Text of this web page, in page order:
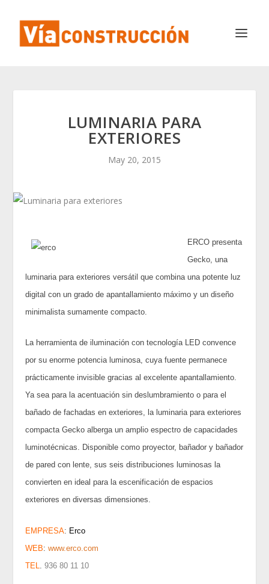
LUMINARIA PARA
EXTERIORES
May 20, 2015
ERCO presenta
Gecko, una
luminaria para exteriores versátil que combina una potente luz
digital con un grado de apantallamiento máximo y un diseño
minimalista sumamente compacto.
La herramienta de iluminación con tecnología LED convence
por su enorme potencia luminosa, cuya fuente permanece
prácticamente invisible gracias al excelente apantallamiento.
Ya sea para la acentuación sin deslumbramiento o para el
bañado de fachadas en exteriores, la luminaria para exteriores
compacta Gecko alberga un amplio espectro de capacidades
luminotécnicas. Disponible como proyector, bañador y bañador
de pared con lente, sus seis distribuciones luminosas la
convierten en ideal para la escenificación de espacios
exteriores en diversas dimensiones.
EMPRESA: Erco
WEB:www.erco.com
TEL
.936 80 11 10